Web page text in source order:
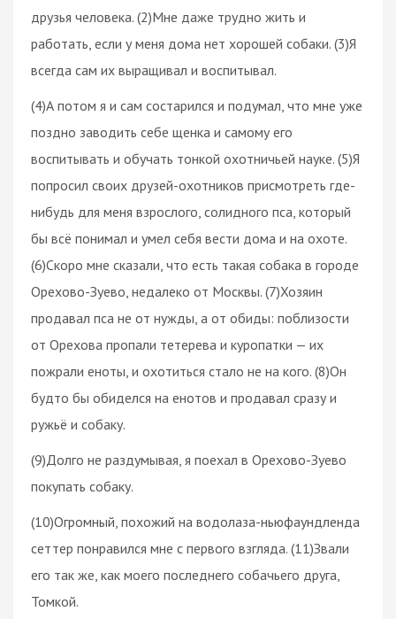
друзья человека. (2)Мне даже трудно жить и
работать, если у меня дома нет хорошей собаки. (3)Я
всегда сам их выращивал и воспитывал.
(4)А потом я и сам состарился и подумал, что мне уже
поздно заводить себе щенка и самому его
воспитывать и обучать тонкой охотничьей науке. (5)Я
попросил своих друзей-охотников присмотреть где-
нибудь для меня взрослого, солидного пса, который
бы всё понимал и умел себя вести дома и на охоте.
(6)Скоро мне сказали, что есть такая собака в городе
Орехово-Зуево, недалеко от Москвы. (7)Хозяин
продавал пса не от нужды, а от обиды: поблизости
от Орехова пропали тетерева и куропатки — их
пожрали еноты, и охотиться стало не на кого. (8)Он
будто бы обиделся на енотов и продавал сразу и
ружьё и собаку.
(9)Долго не раздумывая, я поехал в Орехово-Зуево
покупать собаку.
(10)Огромный, похожий на водолаза-ньюфаундленда
сеттер понравился мне с первого взгляда. (11)Звали
его так же, как моего последнего собачьего друга,
Томкой.